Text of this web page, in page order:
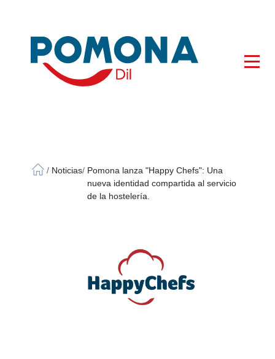
/ Noticias/ Pomona lanza "Happy Chefs": Una
nueva identidad compartida al servicio
de la hostelería.